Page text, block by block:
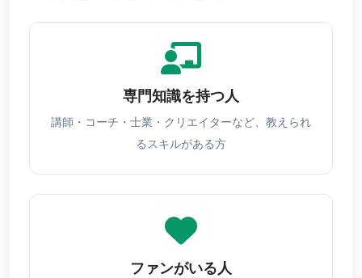
専門知識を持つ人
講師・コーチ・士業・クリエイターなど、教えられ
るスキルがある方
ファンがいる人